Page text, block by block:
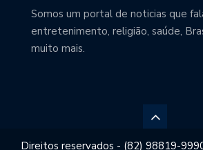
Somos um portal de noticias que
entretenimento, religião, saúde,
muito mais.
Direitos reservados - (82) 98819-